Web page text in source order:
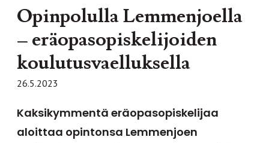
Opinpolulla Lemmenjoella
– eräopasopiskelijoiden
koulutusvaelluksella
26.5.2023
Kaksikymmentä eräopasopiskelijaa
aloittaa opintonsa Lemmenjoen